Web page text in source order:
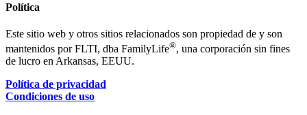
Política
Este sitio web y otros sitios relacionados son propiedad de y son
mantenidos por FLTI, dba FamilyLife®, una corporación sin fines
de lucro en Arkansas, EEUU.
Política de privacidad
Condiciones de uso